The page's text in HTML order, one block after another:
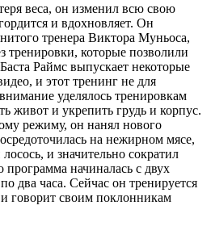
веса, он изменил всю свою
и вдохновляет. Он
тренера Виктора Муньоса,
тренировки, которые позволили
Раймс выпускает некоторые
и этот тренинг не для
уделялось тренировкам
живот и укрепить грудь и корпус.
режиму, он нанял нового
на нежирном мясе,
и значительно сократил
программа начиналась с двух
два часа. Сейчас он тренируется
говорит своим поклонникам